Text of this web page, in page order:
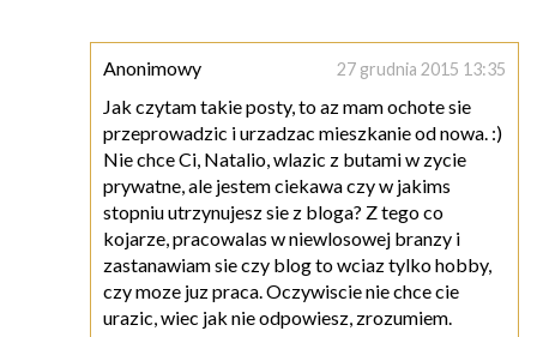
Anonimowy 27 grudnia 2015 13:35
Jak czytam takie posty, to az mam ochote sie
przeprowadzic i urzadzac mieszkanie od nowa. :)
Nie chce Ci, Natalio, wlazic z butami w zycie
prywatne, ale jestem ciekawa czy w jakims
stopniu utrzynujesz sie z bloga? Z tego co
kojarze, pracowalas w niewlosowej branzy i
zastanawiam sie czy blog to wciaz tylko hobby,
czy moze juz praca. Oczywiscie nie chce cie
urazic, wiec jak nie odpowiesz, zrozumiem.